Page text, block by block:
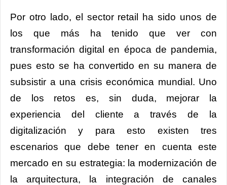
Por otro lado, el sector retail ha sido unos de
los que más ha tenido que ver con
transformación digital en época de pandemia,
pues esto se ha convertido en su manera de
subsistir a una crisis económica mundial. Uno
de los retos es, sin duda, mejorar la
experiencia del cliente a través de la
digitalización y para esto existen tres
escenarios que debe tener en cuenta este
mercado en su estrategia: la modernización de
la arquitectura, la integración de canales